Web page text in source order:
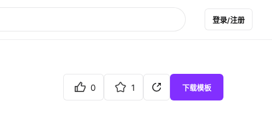
登录/注册
0 1 下载模板